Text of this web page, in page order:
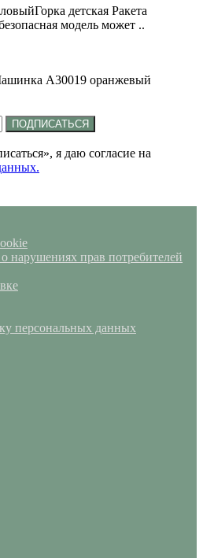
детская Ракета
модель может ..
A30019 оранжевый
ПОДПИСАТЬСЯ
я даю cогласие на
нарушениях прав потребителей
персональных данных